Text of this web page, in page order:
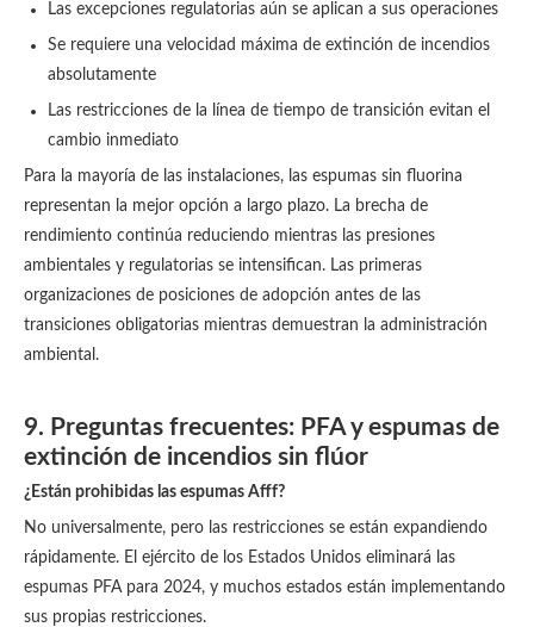
Las excepciones regulatorias aún se aplican a sus operaciones
Se requiere una velocidad máxima de extinción de incendios
absolutamente
Las restricciones de la línea de tiempo de transición evitan el
cambio inmediato
Para la mayoría de las instalaciones, las espumas sin fluorina
representan la mejor opción a largo plazo. La brecha de
rendimiento continúa reduciendo mientras las presiones
ambientales y regulatorias se intensifican. Las primeras
organizaciones de posiciones de adopción antes de las
transiciones obligatorias mientras demuestran la administración
ambiental.
9. Preguntas frecuentes: PFA y espumas de
extinción de incendios sin flúor
¿Están prohibidas las espumas Afff?
No universalmente, pero las restricciones se están expandiendo
rápidamente. El ejército de los Estados Unidos eliminará las
espumas PFA para 2024, y muchos estados están implementando
sus propias restricciones.